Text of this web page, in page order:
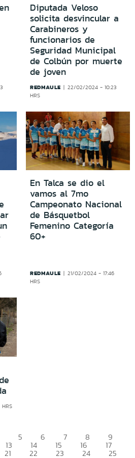
Diputada Veloso
solicita desvincular a
Carabineros y
funcionarios de
Seguridad Municipal
de Colbún por muerte
de joven
REDMAULE
22/02/2024 - 10:23
HRS
En Talca se dio el
vamos al 7mo
Campeonato Nacional
de Básquetbol
Femenino Categoría
60+
REDMAULE
21/02/2024 - 17:46
HRS
5 6 7 8 9
13 14 15 16 17
21 22 23 24 25